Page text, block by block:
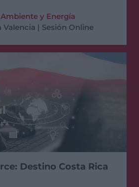
y Energía
Valencia | Sesión Online
Destino Costa Rica